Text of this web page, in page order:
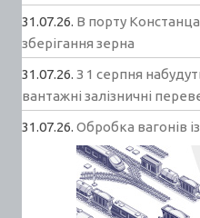
31.07.26. В порту
зберігання зерна
31.07.26. З 1 серпня
вантажні залізничні
31.07.26. Обробка вагонів